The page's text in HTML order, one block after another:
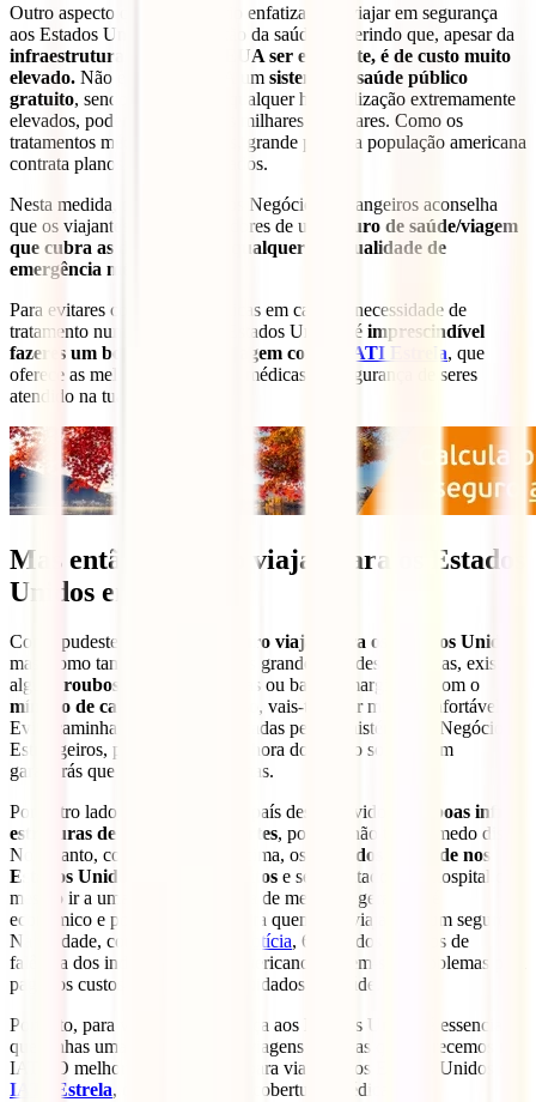
Outro aspecto que o Ministério enfatiza para viajar em segurança
aos Estados Unidos é a questão da saúde. Referindo que, apesar da
infraestrutura médica nos EUA ser excelente, é de custo muito
elevado. Não existe nos EUA um sistema de saúde público
gratuito, sendo os custos de qualquer hospitalização extremamente
elevados, podendo chegar aos milhares de dólares. Como os
tratamentos médicos são caros, grande parte da população americana
contrata planos de saúde privados.
Nesta medida, o Ministério dos Negócios Estrangeiros aconselha
que os viajantes sejam possuidores de um
seguro de saúde/viagem
que cubra as despesas com qualquer eventualidade de
emergência médica.
Para evitares contas astronómicas em caso de necessidade de
tratamento num hospital nos Estados Unidos, é imprescindível
fazeres um bom seguro de viagem como o
IATI Estrela, que
oferece as melhores coberturas médicas e a segurança de seres
atendido na tua língua.
Mas então é seguro viajar para os Estados
Unidos em 2024?
Como pudeste ver é muito seguro viajar para os Estados Unidos
mas, como também acontece nas grandes cidades europeias, existem
alguns roubos
em áreas turísticas ou bairros marginais. Com o
mínimo de cautela e bom senso , vais-te sentir muito confortável.
Evita caminhar pelas áreas indicadas pelo Ministério dos Negócios
Estrangeiros, principalmente na hora do pôr do sol, e assim
garantirás que não terás problemas.
Por outro lado, os EUA são um país desenvolvido, com
boas infra-
estruturas de saúde e transportes, por isso não tenhas medo disso.
No entanto, como apontámos acima, os
cuidados de saúde nos
Estados Unidos não são gratuitos e seres tratado num hospital ou
mesmo ir a uma simples consulta de medicina geral não é
económico e pode ser a ruína para quem não viaja com um seguro.
Na verdade, como mostra esta
notícia, 66,5% dos motivos de
falência dos indivíduos norte-americanos devem-se a problemas para
pagar os custos altíssimos dos cuidados de saúde.
Portanto, para viajar em segurança aos Estados Unidos é essencial
que tenhas uma boa política de viagens como as que oferecemos na
IATI. O melhor seguro médico para viagens aos Estados Unidos é o
IATI Estrela, com as melhores coberturas médicas.